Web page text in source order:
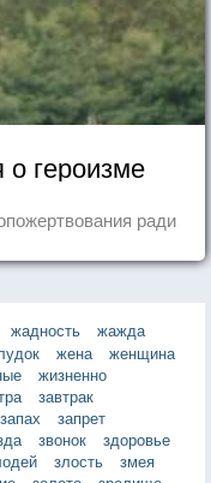
о героизме
ради
жадность
жажда
жена
женщина
жизненно
завтрак
запах
запрет
звонок
здоровье
злость
змея